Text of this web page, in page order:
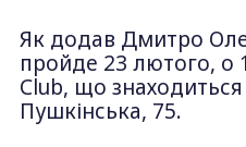
Як додав Дмитро
пройде 23 лютого, о
Club, що знаходиться
Пушкінська, 75.